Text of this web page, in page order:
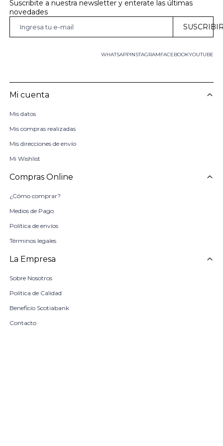
Suscribite a nuestra newsletter y enterate las últimas
novedades
WHATSAPP FACEBOOKYOUTUBE
INSTAGRAM
Mi cuenta
Mis datos
Mis compras realizadas
Mis direcciones de envío
Mi Wishlist
Compras Online
¿Cómo comprar?
Medios de Pago
Política de envíos
Términos legales
La Empresa
Sobre Nosotros
Política de Calidad
Beneficio Scotiabank
Contacto